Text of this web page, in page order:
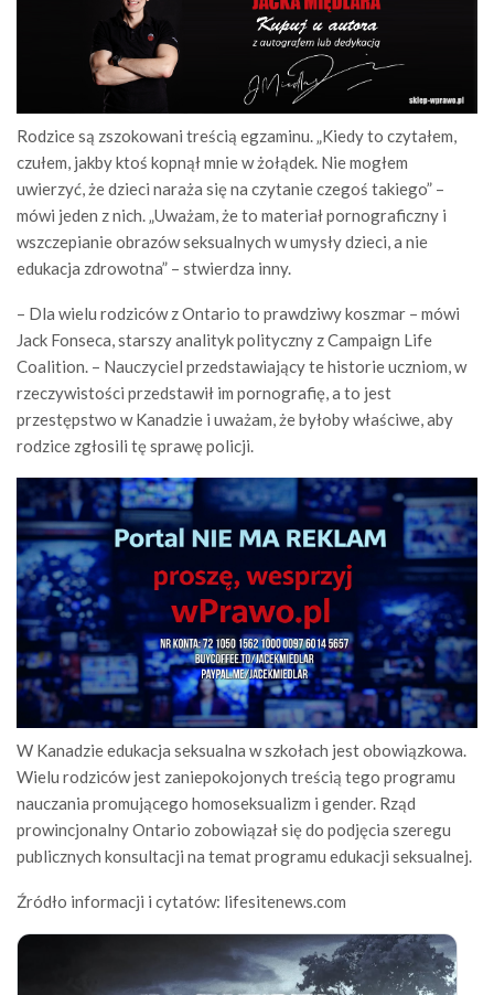
Rodzice są zszokowani treścią egzaminu. „Kiedy to czytałem,
czułem, jakby ktoś kopnął mnie w żołądek. Nie mogłem
uwierzyć, że dzieci naraża się na czytanie czegoś takiego” –
mówi jeden z nich. „Uważam, że to materiał pornograficzny i
wszczepianie obrazów seksualnych w umysły dzieci, a nie
edukacja zdrowotna” – stwierdza inny.
– Dla wielu rodziców z Ontario to prawdziwy koszmar – mówi
Jack Fonseca, starszy analityk polityczny z Campaign Life
Coalition. – Nauczyciel przedstawiający te ​​historie uczniom, w
rzeczywistości przedstawił im pornografię, a to jest
przestępstwo w Kanadzie i uważam, że byłoby właściwe, aby
rodzice zgłosili tę sprawę policji.
W Kanadzie edukacja seksualna w szkołach jest obowiązkowa.
Wielu rodziców jest zaniepokojonych treścią tego programu
nauczania promującego homoseksualizm i gender. Rząd
prowincjonalny Ontario zobowiązał się do podjęcia szeregu
publicznych konsultacji na temat programu edukacji seksualnej.
Źródło informacji i cytatów: lifesitenews.com